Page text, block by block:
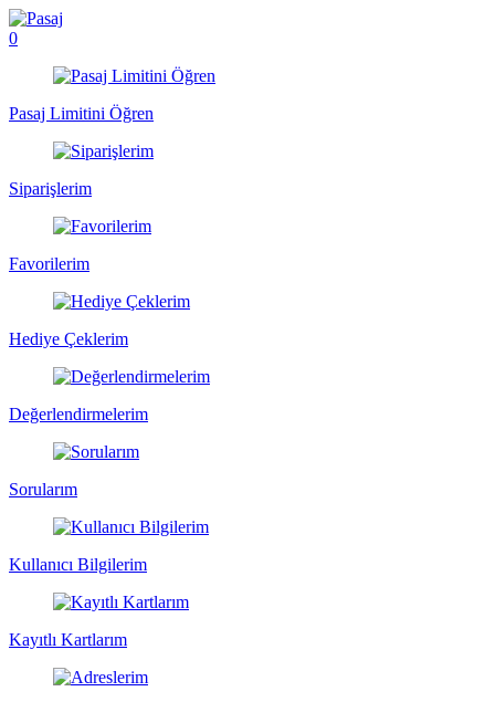
0
Pasaj Limitini Öğren
Siparişlerim
Favorilerim
Hediye Çeklerim
Değerlendirmelerim
Sorularım
Kullanıcı Bilgilerim
Kayıtlı Kartlarım